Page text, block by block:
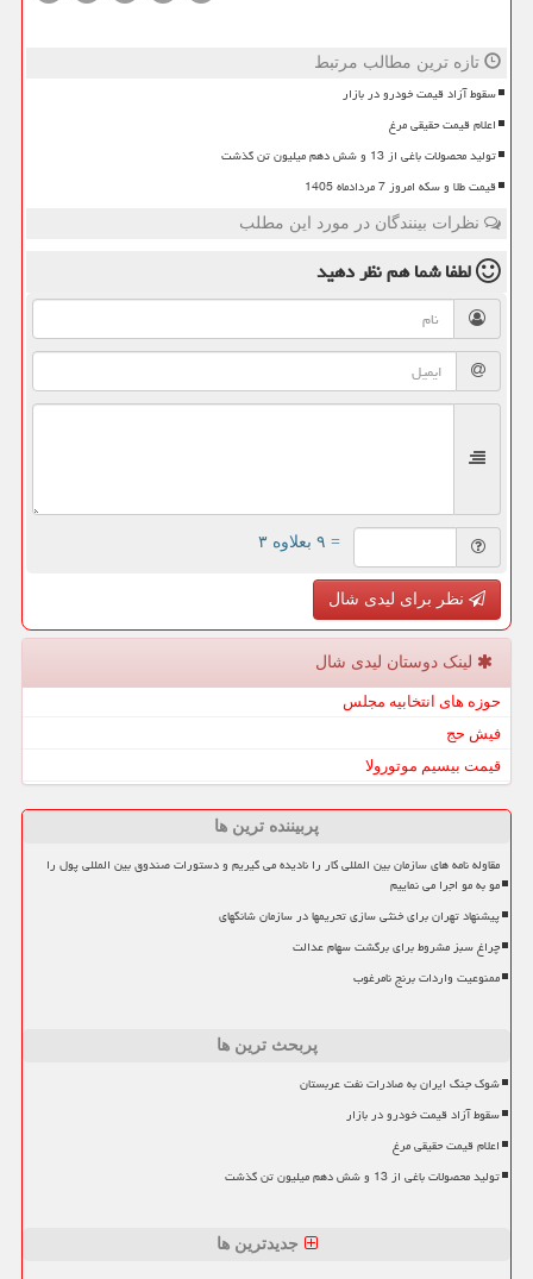
تازه ترین مطالب مرتبط
سقوط آزاد قیمت خودرو در بازار
اعلام قیمت حقیقی مرغ
تولید محصولات باغی از 13 و شش دهم میلیون تن گذشت
قیمت طلا و سکه امروز 7 مردادماه 1405
نظرات بینندگان در مورد این مطلب
لطفا شما همنظر دهید
= ۹ بعلاوه ۳
نظر برای لیدی شال
لینک دوستان لیدی شال
حوزه های انتخابیه مجلس
فیش حج
قیمت بیسیم موتورولا
پربیننده ترین ها
مقاوله نامه های سازمان بین المللی کار را نادیده می گیریم و دستورات صندوق بین المللی پول را
مو به مو اجرا می نماییم
پیشنهاد تهران برای خنثی سازی تحریمها در سازمان شانگهای
چراغ سبز مشروط برای برگشت سهام عدالت
ممنوعیت واردات برنج نامرغوب
پربحث ترین ها
شوک جنگ ایران به صادرات نفت عربستان
سقوط آزاد قیمت خودرو در بازار
اعلام قیمت حقیقی مرغ
تولید محصولات باغی از 13 و شش دهم میلیون تن گذشت
جدیدترین ها